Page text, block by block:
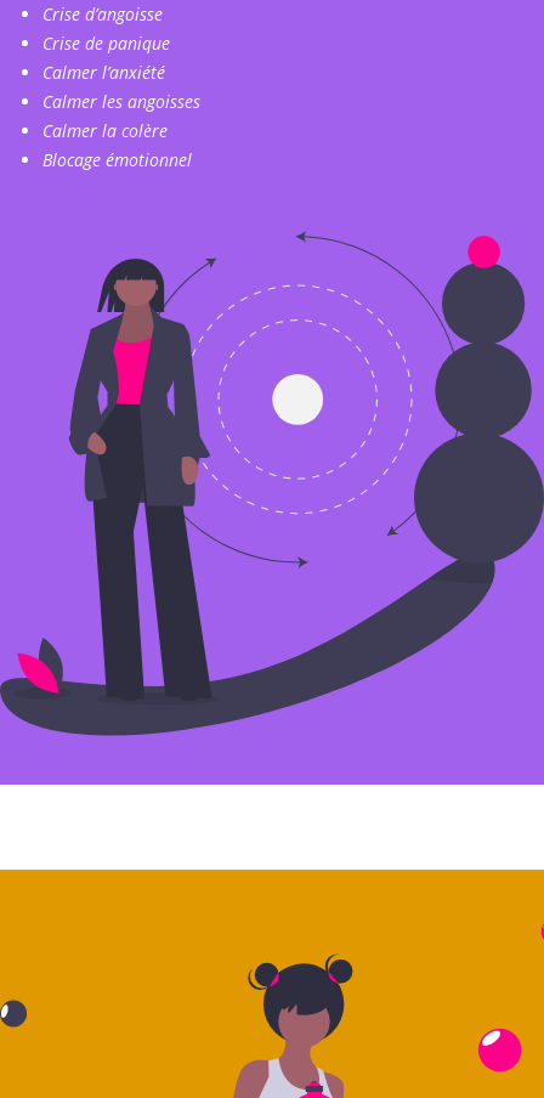
Crise d’angoisse
Crise de panique
Calmer l’anxiété
Calmer les angoisses
Calmer la colère
Blocage émotionnel